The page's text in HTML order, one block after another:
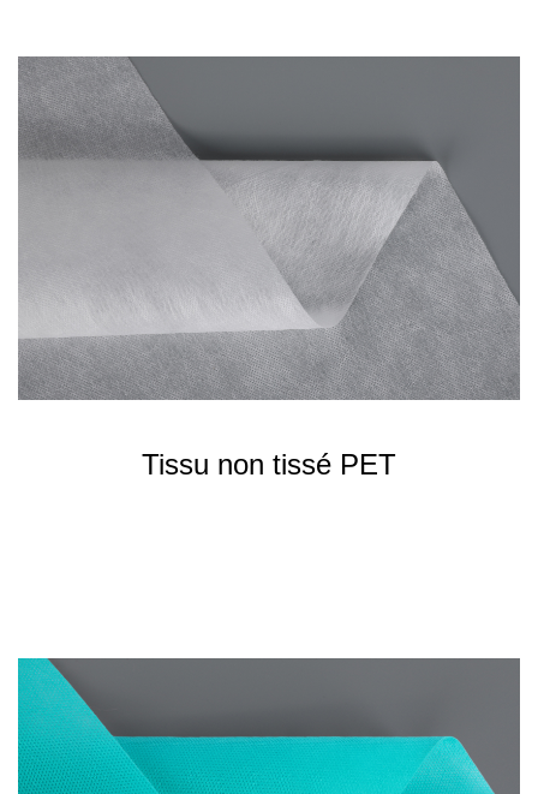
Tissu non tissé PET